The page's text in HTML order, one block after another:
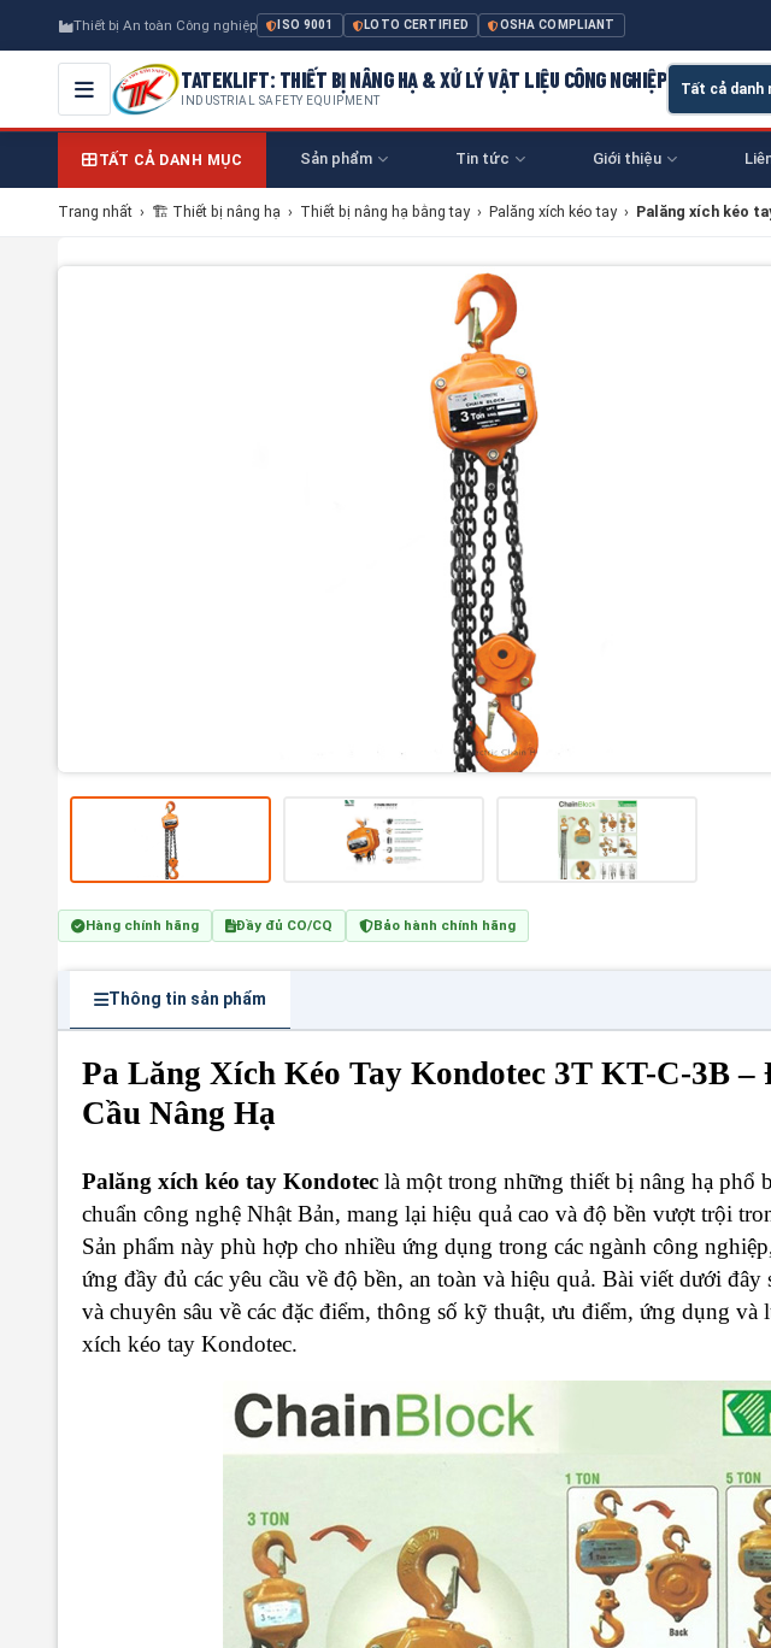
Thiết bị An toàn Công nghiệp ISO 9001 LOTO CERTIFIED OSHA COMPLIANT
TATEKLIFT: THIẾT BỊ NÂNG HẠ & XỬ LÝ VẬT LIỆU CÔNG NGHIỆP
INDUSTRIAL SAFETY EQUIPMENT
TẤT CẢ DANH MỤC Sản phẩm Tin tức Giới thiệu
Trang nhất › 🏗 Thiết bị nâng hạ › Thiết bị nâng hạ bằng tay › Palăng xích kéo tay › Palăng xích kéo
Hàng chính hãng Đầy đủ CO/CQ Bảo hành chính hãng
Thông tin sản phẩm
Pa Lăng Xích Kéo Tay Kondotec 3T KT-C-3B
Cầu Nâng Hạ
Palăng xích kéo tay Kondotec là một trong những thiết bị nâng hạ phổ
chuẩn công nghệ Nhật Bản, mang lại hiệu quả cao và độ bền vượt trội
Sản phẩm này phù hợp cho nhiều ứng dụng trong các ngành công
ứng đầy đủ các yêu cầu về độ bền, an toàn và hiệu quả. Bài viết dưới đây
và chuyên sâu về các đặc điểm, thông số kỹ thuật, ưu điểm, ứng dụng
xích kéo tay Kondotec.